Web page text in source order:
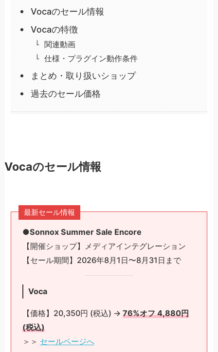
Vocaのセール情報
Vocaの特徴
関連動画
仕様・プラグイン動作条件
まとめ・取り扱いショップ
過去のセール価格
Vocaのセール情報
最新セール情報
●Sonnox Summer Sale Encore
【開催ショップ】メディアインテグレーション
【セール期間】2026年8月1日〜8月31日まで
Voca
【価格】20,350円 (税込) → 76%オフ 4,880円
(税込)
＞＞ セールページへ